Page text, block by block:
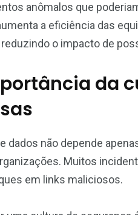
anômalos que
a eficiência das
o impacto de
da
dados não depende
Muitos
em links maliciosos.